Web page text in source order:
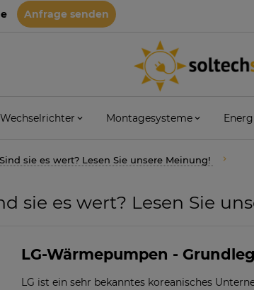
Anfrage senden
Wechselrichter Montagesysteme
sie es wert? Lesen Sie unsere Meinung!
sie es wert? Lesen Sie
LG-Wärmepumpen -
LG ist ein sehr bekanntes koreanisches